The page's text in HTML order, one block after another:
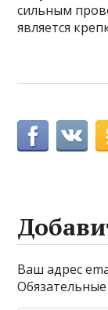
сильным
является
Ваш адрес